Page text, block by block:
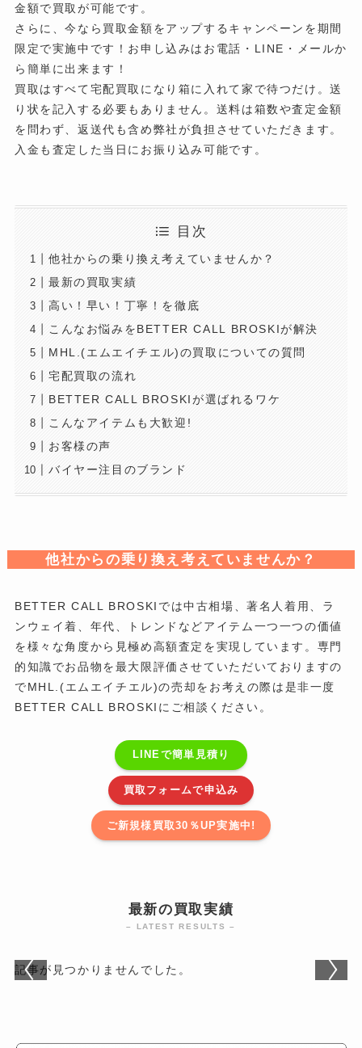
金額で買取が可能です。
さらに、今なら買取金額をアップするキャンペーンを期間
限定で実施中です！お申し込みはお電話・LINE・メールか
ら簡単に出来ます！
買取はすべて宅配買取になり箱に入れて家で待つだけ。送
り状を記入する必要もありません。送料は箱数や査定金額
を問わず、返送代も含め弊社が負担させていただきます。
入金も査定した当日にお振り込み可能です。
目次
他社からの乗り換え考えていませんか？
最新の買取実績
高い！早い！丁寧！を徹底
こんなお悩みをBETTER CALL BROSKIが解決
MHL.(エムエイチエル)の買取についての質問
宅配買取の流れ
BETTER CALL BROSKIが選ばれるワケ
こんなアイテムも大歓迎!
お客様の声
バイヤー注目のブランド
他社からの乗り換え考えていませんか？
BETTER CALL BROSKIでは中古相場、著名人着用、ラ
ンウェイ着、年代、トレンドなどアイテム一つ一つの価値
を様々な角度から見極め高額査定を実現しています。専門
的知識でお品物を最大限評価させていただいておりますの
でMHL.(エムエイチエル)の売却をお考えの際は是非一度
BETTER CALL BROSKIにご相談ください。
LINEで簡単見積り
買取フォームで申込み
ご新規様買取30％UP実施中!
最新の買取実績
– LATEST RESULTS –
記事が見つかりませんでした。